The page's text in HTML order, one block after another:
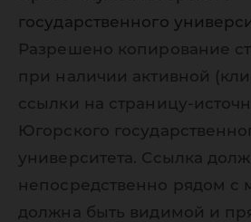
государственного
Разрешено копирование
при наличии активной
ссылки на страницу-
Югорского
университета. Ссылка
непосредственно рядом с
должна быть видимой и